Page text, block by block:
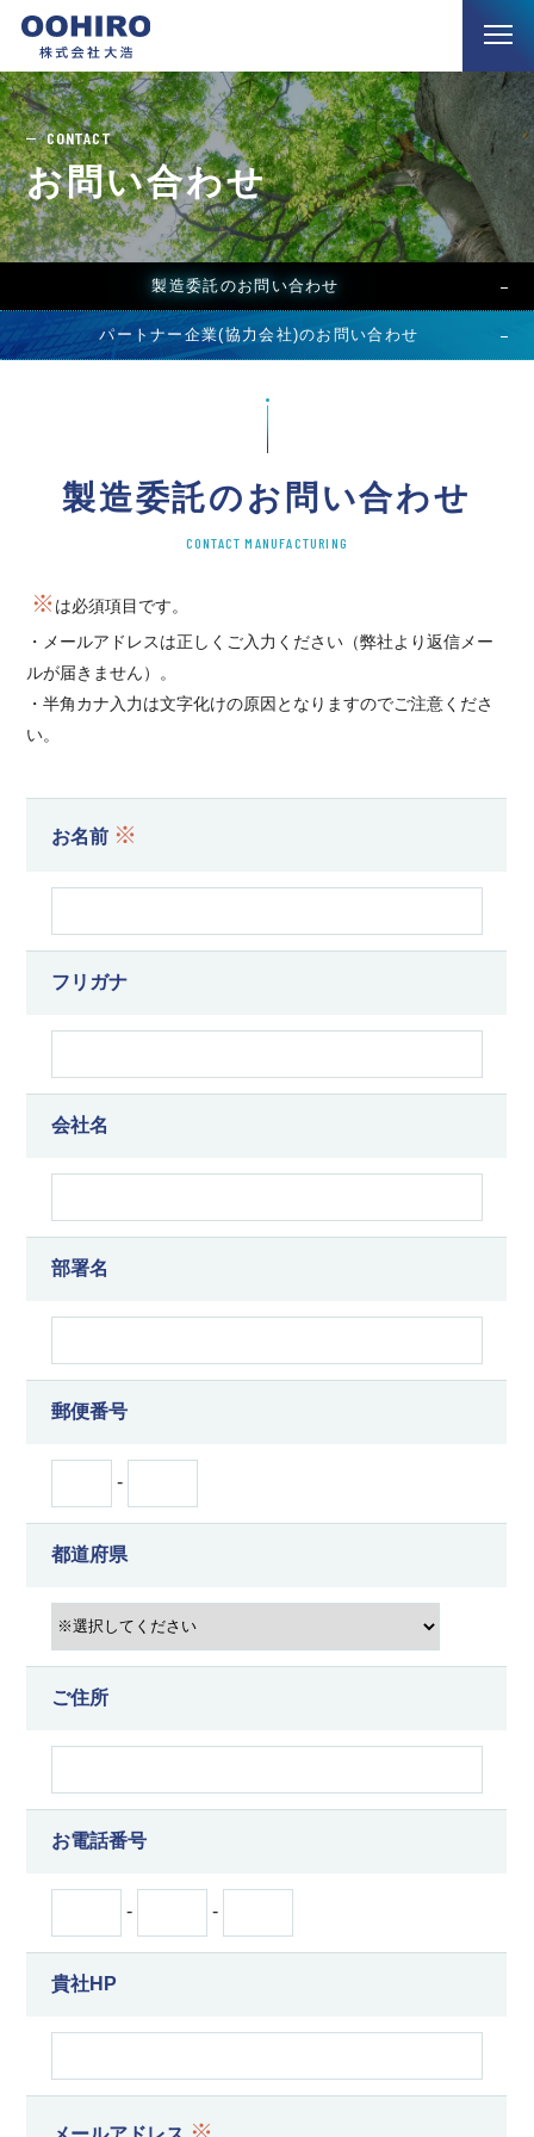
CONTACT
お問い合わせ
製造委託のお問い合わせ
パートナー企業(協力会社)のお問い合わせ
製造委託のお問い合わせ
CONTACT MANUFACTURING
※ は必須項目です。
・メールアドレスは正しくご入力ください（弊社より返信メー
ルが届きません）。
・半角カナ入力は文字化けの原因となりますのでご注意くださ
い。
お名前 ※
フリガナ
会社名
部署名
郵便番号
-
都道府県
ご住所
お電話番号
- -
貴社HP